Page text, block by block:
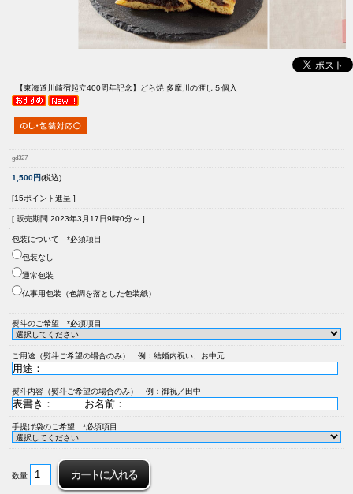
【東海道川崎宿起立400周年記念】 どら焼 多摩川の渡し５個入
gd327
1,500円(税込)
[15ポイント進呈 ]
[ 販売期間 2023年3月17日9時0分～ ]
包装について *必須項目
包装なし
通常包装
仏事用包装（色調を落とした包装紙）
熨斗のご希望 *必須項目
ご用途（熨斗ご希望の場合のみ） 例：結婚内祝い、お中元
熨斗内容（熨斗ご希望の場合のみ） 例：御祝／田中
手提げ袋のご希望 *必須項目
数量